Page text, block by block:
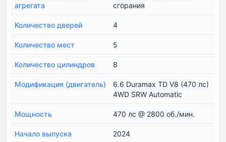
агрегата
сгорания
Количество дверей 4
Количество мест 5
Количество цилиндров 8
Модификация (двигатель)
6.6 Duramax TD V8 (470 лс)
4WD SRW Automatic
Мощность 470 лс @ 2800 об./мин.
Начало выпуска 2024